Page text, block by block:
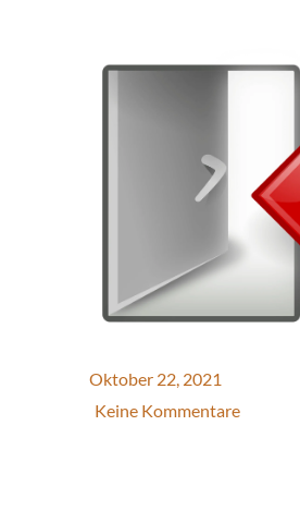
Oktober 22, 2021
Keine Kommentare